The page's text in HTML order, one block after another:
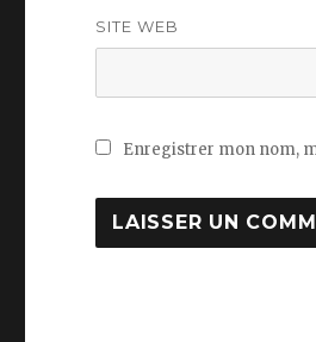
SITE WEB
Enregistrer mon nom,